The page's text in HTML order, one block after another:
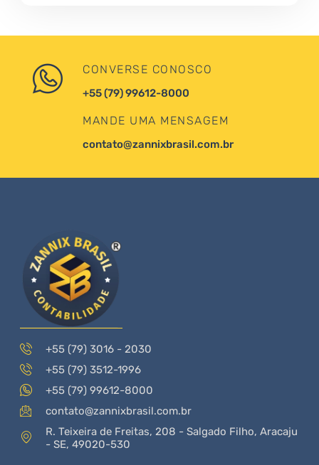
CONVERSE CONOSCO
+55 (79) 99612-8000
MANDE UMA MENSAGEM
contato@zannixbrasil.com.br
+55 (79) 3016 - 2030
+55 (79) 3512-1996
+55 (79) 99612-8000
contato@zannixbrasil.com.br
R. Teixeira de Freitas, 208 - Salgado Filho, Aracaju
- SE, 49020-530